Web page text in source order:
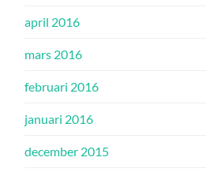
april 2016
mars 2016
februari 2016
januari 2016
december 2015